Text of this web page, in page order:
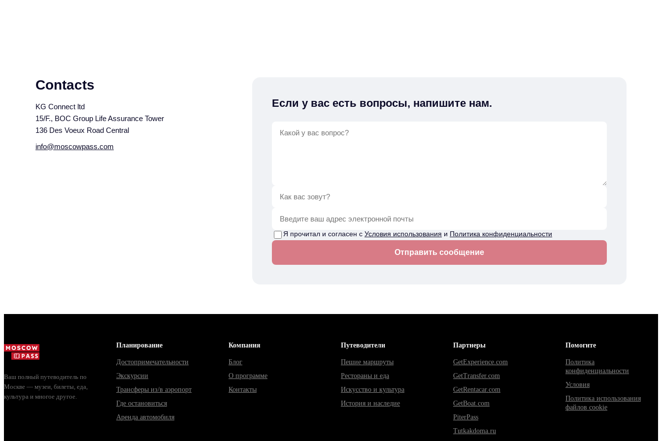
Contacts
KG Connect ltd
15/F., BOC Group Life Assurance Tower
136 Des Voeux Road Central
info@moscowpass.com
Если у вас есть вопросы, напишите нам.
Я прочитал и согласен с Условия использования и Политика конфиденциальности
Отправить сообщение
Ваш полный путеводитель по
Москве — музеи, билеты, еда,
культура и многое другое.
Планирование
Достопримечательности
Экскурсии
Трансферы из/в аэропорт
Где остановиться
Аренда автомобиля
Компания
Блог
О программе
Контакты
Путеводители
Пешие маршруты
Рестораны и еда
Искусство и культура
История и наследие
Партнеры
GetExperience.com
GetTransfer.com
GetRentacar.com
GetBoat.com
PiterPass
Tutkakdoma.ru
Помогите
Политика
конфиденциальности
Условия
Политика использования
файлов cookie